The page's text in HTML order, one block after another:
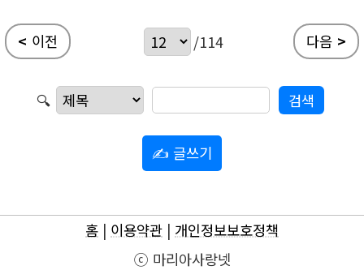
< 이전 /114 다음 >
🔍
✍ 글쓰기
홈 | 이용약관 | 개인정보보호정책
ⓒ 마리아사랑넷